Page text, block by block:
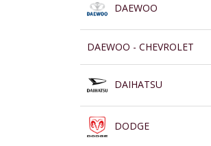
DAEWOO
DAEWOO - CHEVROLET
DAIHATSU
DODGE